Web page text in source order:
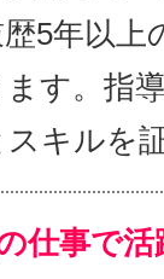
5年以
す。指
キルを
仕事で活